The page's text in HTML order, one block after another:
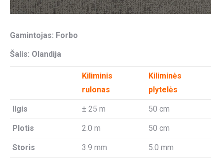
Gamintojas: Forbo
Šalis: Olandija
Kiliminis
rulonas
Kiliminės
plytelės
Ilgis ± 25 m 50 cm
Plotis 2.0 m 50 cm
Storis 3.9 mm 5.0 mm